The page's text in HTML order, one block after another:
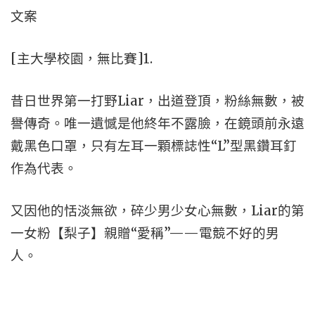
文案
[主大學校園，無比賽]1.
昔日世界第一打野Liar，出道登頂，粉絲無數，被
譽傳奇。唯一遺憾是他終年不露臉，在鏡頭前永遠
戴黑色口罩，只有左耳一顆標誌性“L”型黑鑽耳釘
作為代表。
又因他的恬淡無欲，碎少男少女心無數，Liar的第
一女粉【梨子】親贈“愛稱”——電競不好的男
人。